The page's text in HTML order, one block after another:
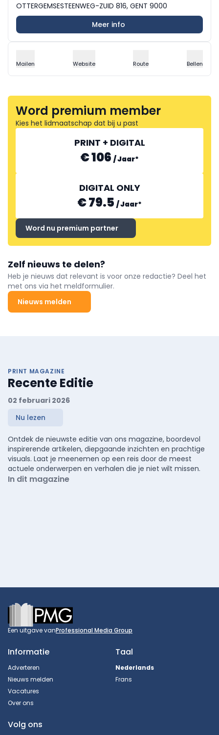
OTTERGEMSESTEENWEG-ZUID 816, GENT 9000
Meer info
Mailen Website Route Bellen
Word premium member
Kies het lidmaatschap dat bij u past
PRINT + DIGITAL
€ 106 /Jaar*
DIGITAL ONLY
€ 79.5 /Jaar*
Word nu premium partner
Zelf nieuws te delen?
Heb je nieuws dat relevant is voor onze redactie? Deel het
met ons via het meldformulier.
Nieuws melden
PRINT MAGAZINE
Recente Editie
02 februari 2026
Nu lezen
Ontdek de nieuwste editie van ons magazine, boordevol
inspirerende artikelen, diepgaande inzichten en prachtige
visuals. Laat je meenemen op een reis door de meest
actuele onderwerpen en verhalen die je niet wilt missen.
In dit magazine
Footer
Een uitgave vanProfessional Media Group
Informatie
Adverteren
Nieuws melden
Vacatures
Over ons
Taal
Nederlands
Frans
Volg ons